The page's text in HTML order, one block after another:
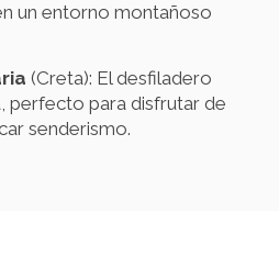
un entorno montañoso
(Creta): El desfiladero
perfecto para disfrutar de
senderismo.